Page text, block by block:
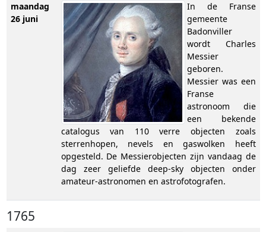
maandag
26 juni
In de Franse
gemeente
Badonviller
wordt Charles
Messier
geboren.
Messier was een
Franse
astronoom die
een bekende
catalogus van 110 verre objecten zoals
sterrenhopen, nevels en gaswolken heeft
opgesteld. De Messierobjecten zijn vandaag de
dag zeer geliefde deep-sky objecten onder
amateur-astronomen en astrofotografen.
1765